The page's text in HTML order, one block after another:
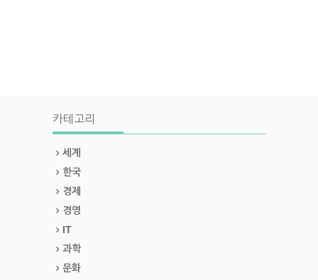
카테고리
세계
한국
경제
경영
IT
과학
문화